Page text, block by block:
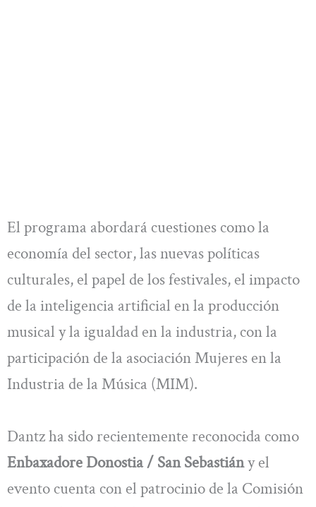
El programa abordará cuestiones como la
economía del sector, las nuevas políticas
culturales, el papel de los festivales, el impacto
de la inteligencia artificial en la producción
musical y la igualdad en la industria, con la
participación de la asociación Mujeres en la
Industria de la Música (MIM).
Dantz ha sido recientemente reconocida como
Enbaxadore Donostia / San Sebastiány el
evento cuenta con el patrocinio de la Comisión